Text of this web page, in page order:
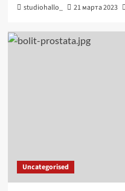
studiohallo_ 21 марта 2023
Uncategorised